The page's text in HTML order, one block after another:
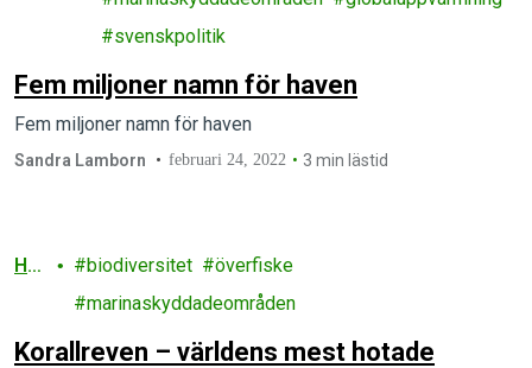
svenskpolitik
Fem miljoner namn för haven
Fem miljoner namn för haven
Sandra Lamborn februari 24, 2022 3 min lästid
Ha
biodiversitet
överfiske
marinaskyddadeområden
Korallreven – världens mest hotade